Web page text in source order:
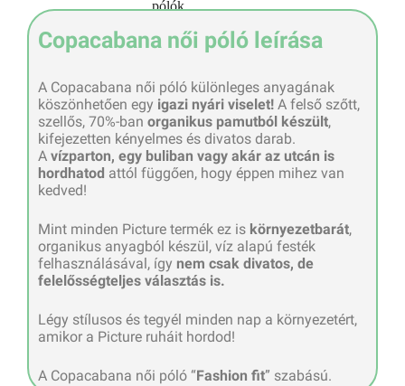
Copacabana női póló leírása
A Copacabana női póló különleges anyagának
köszönhetően egy igazi nyári viselet! A felső szőtt,
szellős, 70%-ban organikus pamutból készült,
kifejezetten kényelmes és divatos darab.
A vízparton, egy buliban vagy akár az utcán is
hordhatod attól függően, hogy éppen mihez van
kedved!
Mint minden Picture termék ez is környezetbarát,
organikus anyagból készül, víz alapú festék
felhasználásával, így nem csak divatos, de
felelősségteljes választás is.
Légy stílusos és tegyél minden nap a környezetért,
amikor a Picture ruháit hordod!
A Copacabana női póló “Fashion fit” szabású.